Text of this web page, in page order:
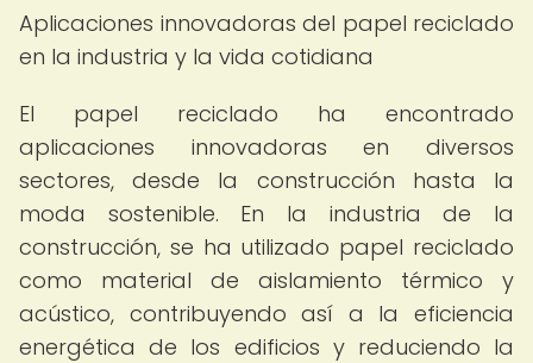
Aplicaciones innovadoras del papel reciclado
en la industria y la vida cotidiana
El papel reciclado ha encontrado
aplicaciones innovadoras en diversos
sectores, desde la construcción hasta la
moda sostenible. En la industria de la
construcción, se ha utilizado papel reciclado
como material de aislamiento térmico y
acústico, contribuyendo así a la eficiencia
energética de los edificios y reduciendo la